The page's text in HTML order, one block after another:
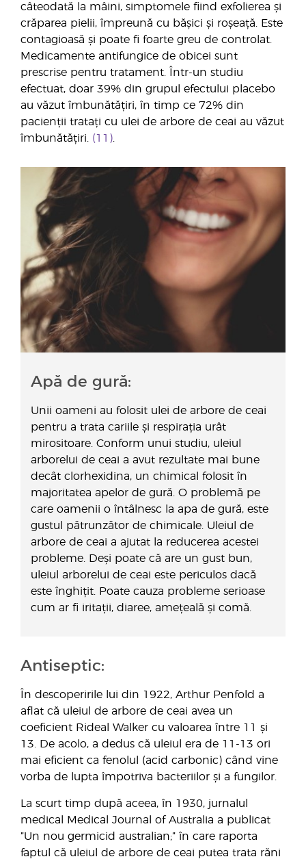
câteodată la mâini, simptomele fiind exfolierea și
crăparea pielii, împreună cu bășici și roșeață. Este
contagioasă și poate fi foarte greu de controlat.
Medicamente antifungice de obicei sunt
prescrise pentru tratament. Într-un studiu
efectuat, doar 39% din grupul efectului placebo
au văzut îmbunătățiri, în timp ce 72% din
pacienții tratați cu ulei de arbore de ceai au văzut
îmbunătățiri. (11)
Apă de gură:
Unii oameni au folosit ulei de arbore de ceai
pentru a trata cariile și respirația urât
mirositoare. Conform unui studiu, uleiul
arborelui de ceai a avut rezultate mai bune
decât clorhexidina, un chimical folosit în
majoritatea apelor de gură. O problemă pe
care oamenii o întâlnesc la apa de gură, este
gustul pătrunzător de chimicale. Uleiul de
arbore de ceai a ajutat la reducerea acestei
probleme. Deși poate că are un gust bun,
uleiul arborelui de ceai este periculos dacă
este înghițit. Poate cauza probleme serioase
cum ar fi iritații, diaree, amețeală și comă.
Antiseptic:
În descoperirile lui din 1922, Arthur Penfold a
aflat că uleiul de arbore de ceai avea un
coeficient Rideal Walker cu valoarea între 11 și
13. De acolo, a dedus că uleiul era de 11-13 ori
mai eficient ca fenolul (acid carbonic) când vine
vorba de lupta împotriva bacteriilor și a fungilor.
La scurt timp după aceea, în 1930, jurnalul
medical Medical Journal of Australia a publicat
”Un nou germicid australian;” în care raporta
faptul că uleiul de arbore de ceai putea trata răni